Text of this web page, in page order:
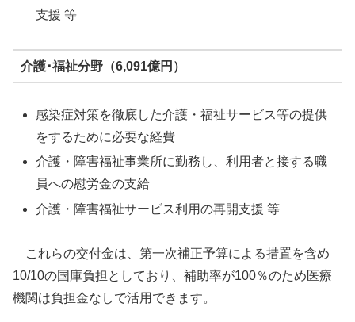
支援 等
介護･福祉分野（6,091億円）
感染症対策を徹底した介護・福祉サービス等の提供
をするために必要な経費
介護・障害福祉事業所に勤務し、利用者と接する職
員への慰労金の支給
介護・障害福祉サービス利用の再開支援 等
これらの交付金は、第一次補正予算による措置を含め
10/10の国庫負担としており、補助率が100％のため医療
機関は負担金なしで活用できます。